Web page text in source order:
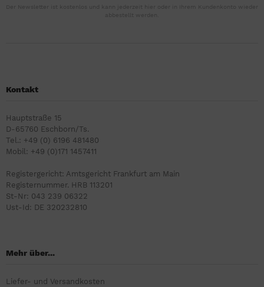
Der Newsletter ist kostenlos und kann jederzeit hier oder in Ihrem Kundenkonto wieder
abbestellt werden.
Kontakt
Hauptstraße 15
D-65760 Eschborn/Ts.
Tel.: +49 (0) 6196 481480
Mobil: +49 (0)171 1457411
Registergericht: Amtsgericht Frankfurt am Main
Registernummer. HRB 113201
St-Nr: 043 239 06322
Ust-Id: DE 320232810
Mehr über...
Liefer- und Versandkosten